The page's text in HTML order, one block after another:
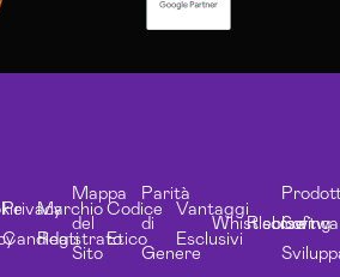
Privacy
Candidati
Marchio
Registrato
Mappa
del
Sito
Codice
Etico
Parità
di
Genere
Vantaggi
Esclusivi
Whistleblowing
Risorse